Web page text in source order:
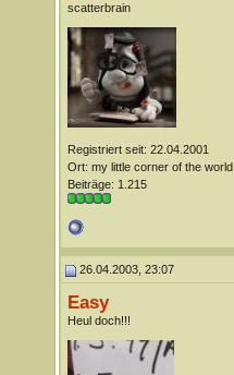
scatterbrain
Registriert seit: 22.04.2001
Ort: my little corner of the world
Beiträge: 1.215
26.04.2003, 23:07
Easy
Heul doch!!!